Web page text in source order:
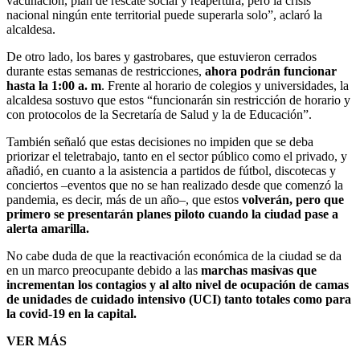
nacional ningún ente territorial puede superarla solo”, aclaró la
alcaldesa.
De otro lado, los bares y gastrobares, que estuvieron cerrados
durante estas semanas de restricciones, ahora podrán funcionar
hasta la 1:00 a. m. Frente al horario de colegios y universidades, la
alcaldesa sostuvo que estos “funcionarán sin restricción de horario y
con protocolos de la Secretaría de Salud y la de Educación”.
También señaló que estas decisiones no impiden que se deba
priorizar el teletrabajo, tanto en el sector público como el privado, y
añadió, en cuanto a la asistencia a partidos de fútbol, discotecas y
conciertos –eventos que no se han realizado desde que comenzó la
pandemia, es decir, más de un año–, que estos volverán, pero que
primero se presentarán planes piloto cuando la ciudad pase a
alerta amarilla.
No cabe duda de que la reactivación económica de la ciudad se da
en un marco preocupante debido a las marchas masivas que
incrementan los contagios y al alto nivel de ocupación de camas
de unidades de cuidado intensivo (UCI) tanto totales como para
la covid-19 en la capital.
VER MÁS